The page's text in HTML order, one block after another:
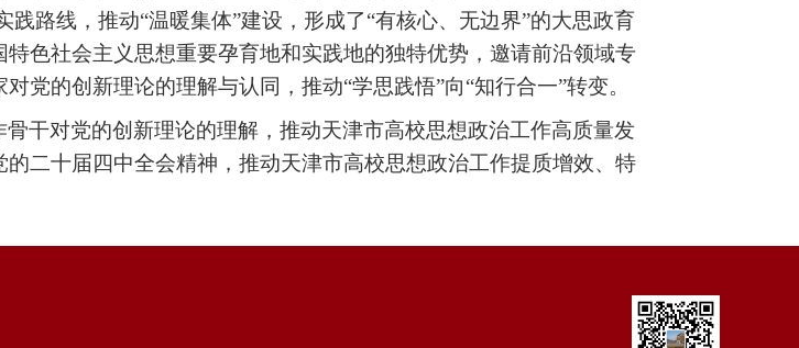
路线，推动“温暖集体”建设，形成了“有核心、无边界”的大思政育
色社会主义思想重要孕育地和实践地的独特优势，邀请前沿领域专
党的创新理论的理解与认同，推动“学思践悟”向“知行合一”转变。
干对党的创新理论的理解，推动天津市高校思想政治工作高质量发
二十届四中全会精神，推动天津市高校思想政治工作提质增效、特